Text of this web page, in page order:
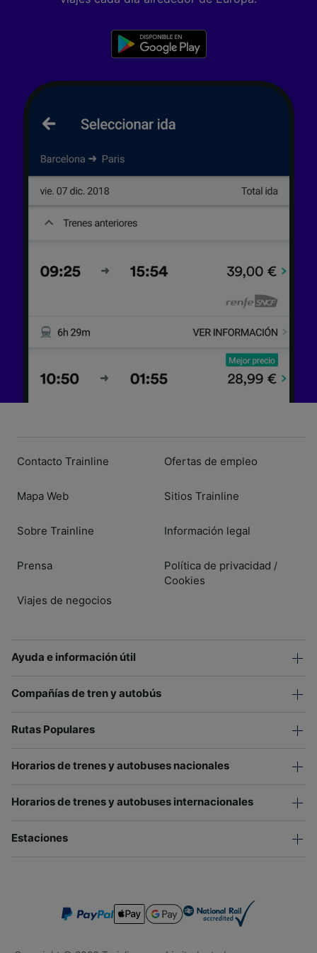
Contacto Trainline
Mapa Web
Sobre Trainline
Prensa
Viajes de negocios
Ofertas de empleo
Sitios Trainline
Información legal
Política de privacidad /
Cookies
Ayuda e información útil
Compañías de tren y autobús
Rutas Populares
Horarios de trenes y autobuses nacionales
Horarios de trenes y autobuses internacionales
Estaciones